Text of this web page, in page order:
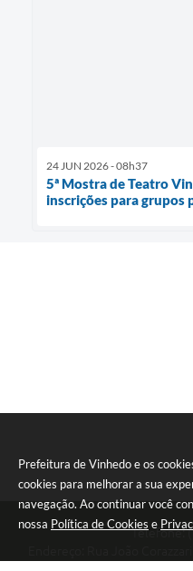
Prefeitura de Vinhedo e os
cookies para melhorar a sua
navegação. Ao continuar você
nossa Política de Cookies e
24 JUN 2026 - 08h37
5ª Mostra de Teatro
inscrições para grupos
Telefone:
Endereço: Rua João